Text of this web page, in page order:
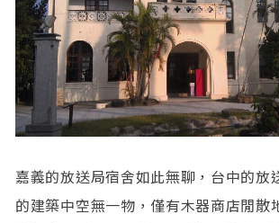
嘉義的放送局宿舍如此無聊，台中的放
的建築中空無一物，僅有木器商店閒散